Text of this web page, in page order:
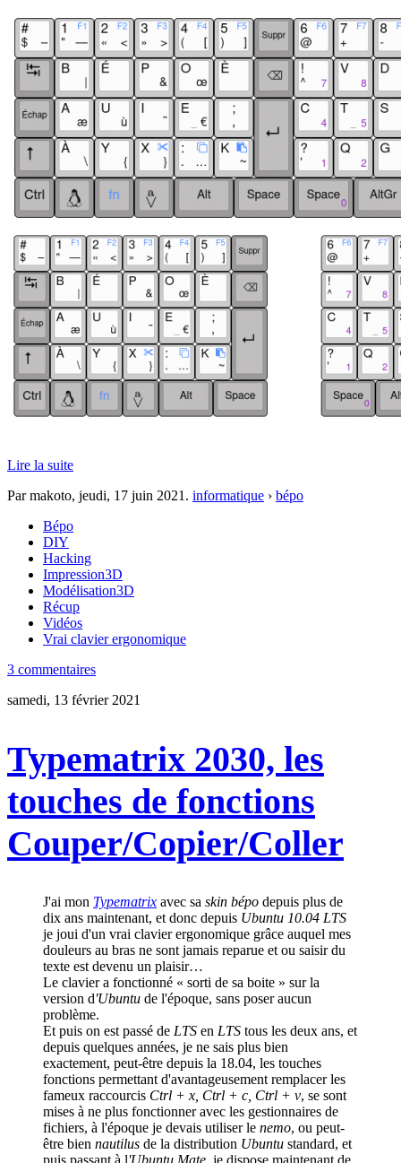
Lire la suite
Par makoto, jeudi, 17 juin 2021 . informatique › bépo
Bépo
DIY
Hacking
Impression3D
Modélisation3D
Récup
Vidéos
Vrai clavier ergonomique
3 commentaires
samedi, 13 février 2021
Typematrix 2030, les
touches de fonctions
Couper/Copier/Coller
J'ai mon Typematrix avec sa skin bépo depuis plus de
dix ans maintenant, et donc depuis Ubuntu 10.04 LTS
je joui d'un vrai clavier ergonomique grâce auquel mes
douleurs au bras ne sont jamais reparue et ou saisir du
texte est devenu un plaisir…
Le clavier a fonctionné « sorti de sa boite » sur la
version d'Ubuntu de l'époque, sans poser aucun
problème.
Et puis on est passé de LTS en LTS tous les deux ans, et
depuis quelques années, je ne sais plus bien
exactement, peut-être depuis la 18.04, les touches
fonctions permettant d'avantageusement remplacer les
fameux raccourcis Ctrl + x, Ctrl + c, Ctrl + v, se sont
mises à ne plus fonctionner avec les gestionnaires de
fichiers, à l'époque je devais utiliser le nemo, ou peut-
être bien nautilus de la distribution Ubuntu standard, et
puis passant à l'Ubuntu Mate , je dispose maintenant de